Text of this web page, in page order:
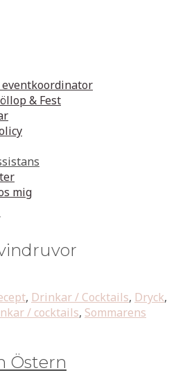
& Fest
mig
, Drinkar / Cocktails, Dryck,
/ cocktails, Sommarens
Östern